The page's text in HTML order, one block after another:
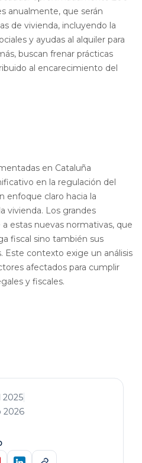
anualmente, que serán
de vivienda, incluyendo la
y ayudas al alquiler para
buscan frenar prácticas
al encarecimiento del
en Cataluña
en la regulación del
enfoque claro hacia la
vivienda. Los grandes
estas nuevas normativas, que
fiscal sino también sus
Este contexto exige un análisis
afectados para cumplir
y fiscales.
2025
2026